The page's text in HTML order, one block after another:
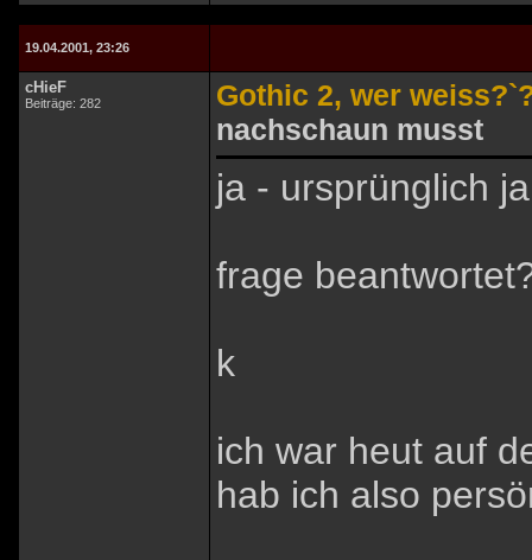
19.04.2001, 23:26
cHieF
Beiträge: 282
Gothic 2, wer
nachschaun musst
ja - ursprünglich ja
frage
k
ich war heut auf
hab ich also